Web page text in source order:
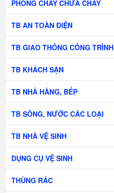
PHÒNG CHÁY CHỮA CHÁY
TB AN TOÀN ĐIỆN
TB GIAO THÔNG CÔNG TRÌNH
TB KHÁCH SẠN
TB NHÀ HÀNG, BẾP
TB SÔNG, NƯỚC CÁC LOẠI
TB NHÀ VỆ SINH
DỤNG CỤ VỆ SINH
THÙNG RÁC